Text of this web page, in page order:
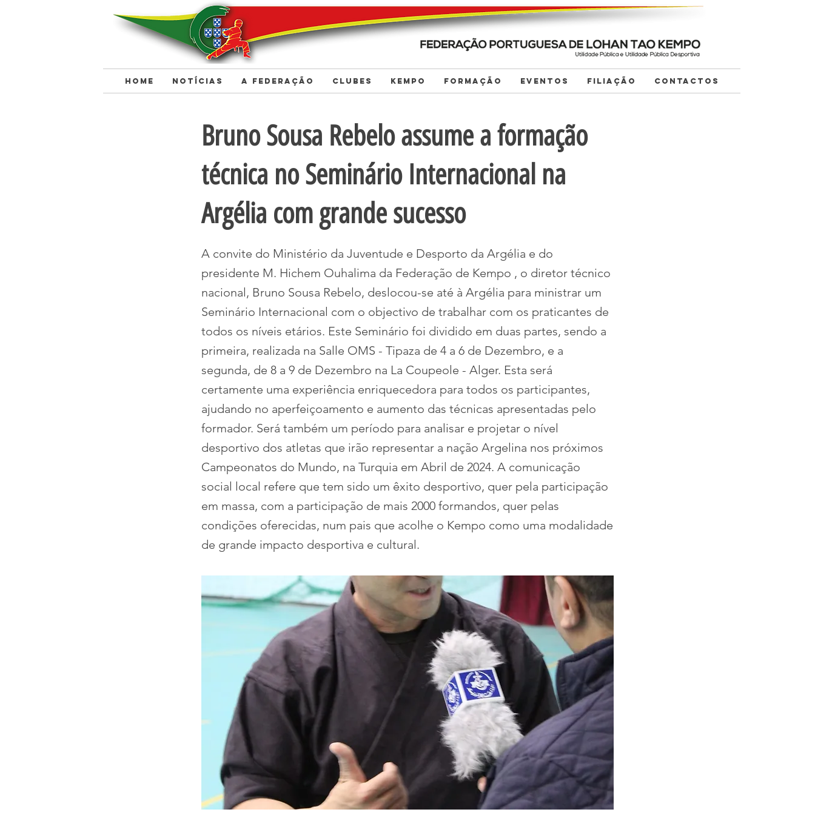
< Back
Bruno Sousa Rebelo assume a formação
técnica no Seminário Internacional na
Argélia com grande sucesso
A convite do Ministério da Juventude e Desporto da Argélia e do
presidente M. Hichem Ouhalima da Federação de Kempo , o diretor técnico
nacional, Bruno Sousa Rebelo, deslocou-se até à Argélia para ministrar um
Seminário Internacional com o objectivo de trabalhar com os praticantes de
todos os níveis etários. Este Seminário foi dividido em duas partes, sendo a
primeira, realizada na Salle OMS - Tipaza de 4 a 6 de Dezembro, e a
segunda, de 8 a 9 de Dezembro na La Coupeole - Alger. Esta será
certamente uma experiência enriquecedora para todos os participantes,
ajudando no aperfeiçoamento e aumento das técnicas apresentadas pelo
formador. Será também um período para analisar e projetar o nível
desportivo dos atletas que irão representar a nação Argelina nos próximos
Campeonatos do Mundo, na Turquia em Abril de 2024. A comunicação
social local refere que tem sido um êxito desportivo, quer pela participação
em massa, com a participação de mais 2000 formandos, quer pelas
condições oferecidas, num pais que acolhe o Kempo como uma modalidade
de grande impacto desportiva e cultural.
HOME NOTÍCIAS A FEDERAÇÃO CLUBES KEMPO FORMAÇÃO EVENTOS FILIAÇÃO CONTACTOS